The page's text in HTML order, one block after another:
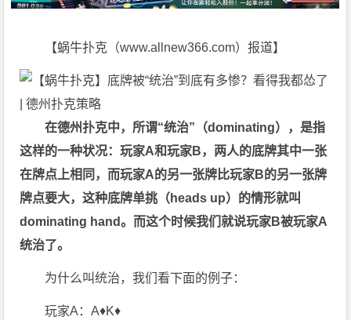
【蜗牛扑克（www.allnew366.com）报道】
在德州扑克中，所谓“统治”（dominating），是指
这样的一种状况：玩家A和玩家B，两人的底牌其中一张
在牌点上相同，而玩家A的另一张牌比玩家B的另一张牌
牌点要大，这种底牌单挑（heads up）的情形就叫
dominating hand。而这个时候我们就说玩家B被玩家A
统治了。
为什么叫统治，我们看下面的例子：
玩家A：A♦K♦